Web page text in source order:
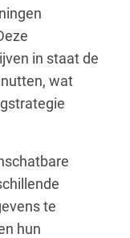
in staat de
wat
te
hun